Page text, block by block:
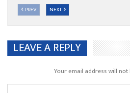
PREV NEXT
LEAVE A REPLY
Your email address will not